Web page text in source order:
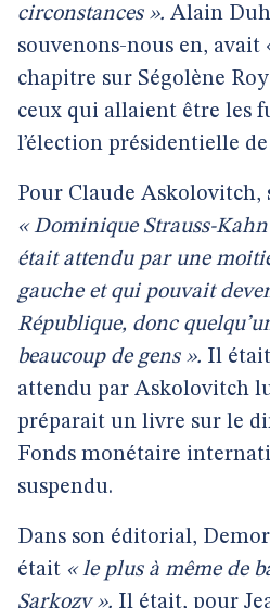
circonstances ». Alain
souvenons-nous en, avait
chapitre sur Ségolène
ceux qui allaient être les
l’élection présidentielle de
Pour Claude Askolovitch,
« Dominique Strauss-
était attendu par une
gauche et qui pouvait
République, donc
beaucoup de gens ». Il
attendu par Askolovitch
préparait un livre sur le
Fonds monétaire
suspendu.
Dans son éditorial,
était « le plus à même de
Sarkozy ». Il était, pour